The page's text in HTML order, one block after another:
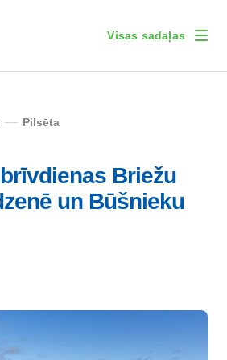
Visas sadaļas
Pilsēta
Briežu
un Būšnieku